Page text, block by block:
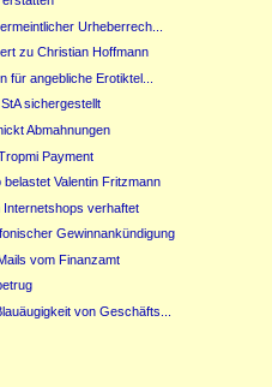
Urheberrech...
zu Christian Hoffmann
für angebliche Erotiktel...
sichergestellt
Abmahnungen
Payment
Valentin Fritzmann
verhaftet
Gewinnankündigung
vom Finanzamt
von Geschäfts...